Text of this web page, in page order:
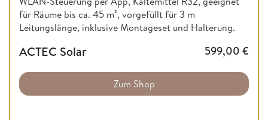
für Räume bis ca. 45 m², vorgefüllt für 3 m
Leitungslänge, inklusive Montageset und Halterung.
ACTEC Solar 599,00 €
Zum Shop